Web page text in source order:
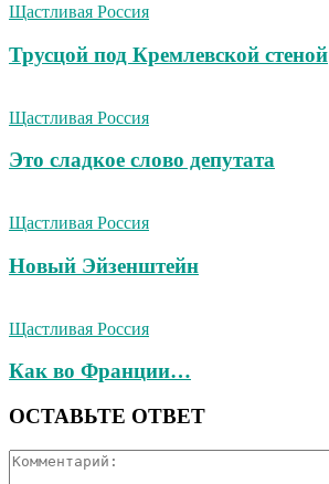
Щастливая Россия
Трусцой под Кремлевской стеной
Щастливая Россия
Это сладкое слово депутата
Щастливая Россия
Новый Эйзенштейн
Щастливая Россия
Как во Франции…
ОСТАВЬТЕ ОТВЕТ